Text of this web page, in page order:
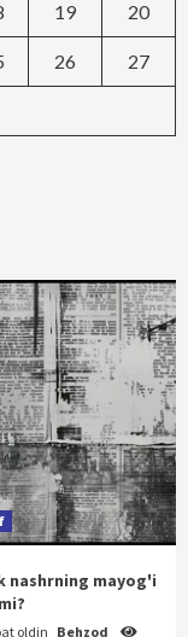
19 20
26 27
nashrning mayog'i
oldin
Behzod